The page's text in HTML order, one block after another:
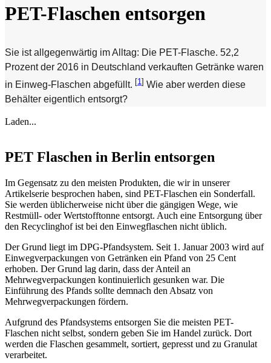
PET-Flaschen entsorgen
Sie ist allgegenwärtig im Alltag: Die PET-Flasche. 52,2
Prozent der 2016 in Deutschland verkauften Getränke waren
in Einweg-Flaschen abgefüllt. [1 ] Wie aber werden diese
Behälter eigentlich entsorgt?
Laden...
PET Flaschen in Berlin entsorgen
Im Gegensatz zu den meisten Produkten, die wir in unserer
Artikelserie besprochen haben, sind PET-Flaschen ein Sonderfall.
Sie werden üblicherweise nicht über die gängigen Wege, wie
Restmüll- oder Wertstofftonne entsorgt. Auch eine Entsorgung über
den Recyclinghof ist bei den Einwegflaschen nicht üblich.
Der Grund liegt im DPG-Pfandsystem. Seit 1. Januar 2003 wird auf
Einwegverpackungen von Getränken ein Pfand von 25 Cent
erhoben. Der Grund lag darin, dass der Anteil an
Mehrwegverpackungen kontinuierlich gesunken war. Die
Einführung des Pfands sollte demnach den Absatz von
Mehrwegverpackungen fördern.
Aufgrund des Pfandsystems entsorgen Sie die meisten PET-
Flaschen nicht selbst, sondern geben Sie im Handel zurück. Dort
werden die Flaschen gesammelt, sortiert, gepresst und zu Granulat
verarbeitet.